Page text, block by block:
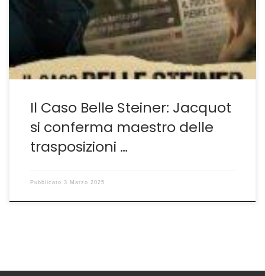
largo respiro, con storie avvincenti, riesce sempre a
dare una propria ottica ben marcata anche alla
rilettura e successiva […]
Il Caso Belle Steiner: Jacquot
si conferma maestro delle
trasposizioni …
Pubblicato 3 Marzo 2025